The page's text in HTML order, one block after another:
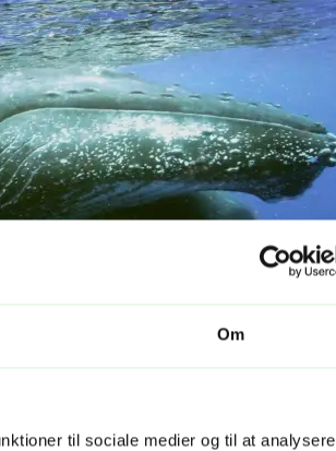
Om
til sociale medier og til at analysere